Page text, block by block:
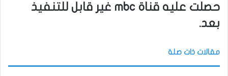
حصلت عليه قناة mbc غير قابل للتنفيذ
بعد.
مقالات ذات صلة